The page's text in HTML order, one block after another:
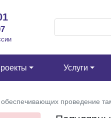
Услуги
проведение